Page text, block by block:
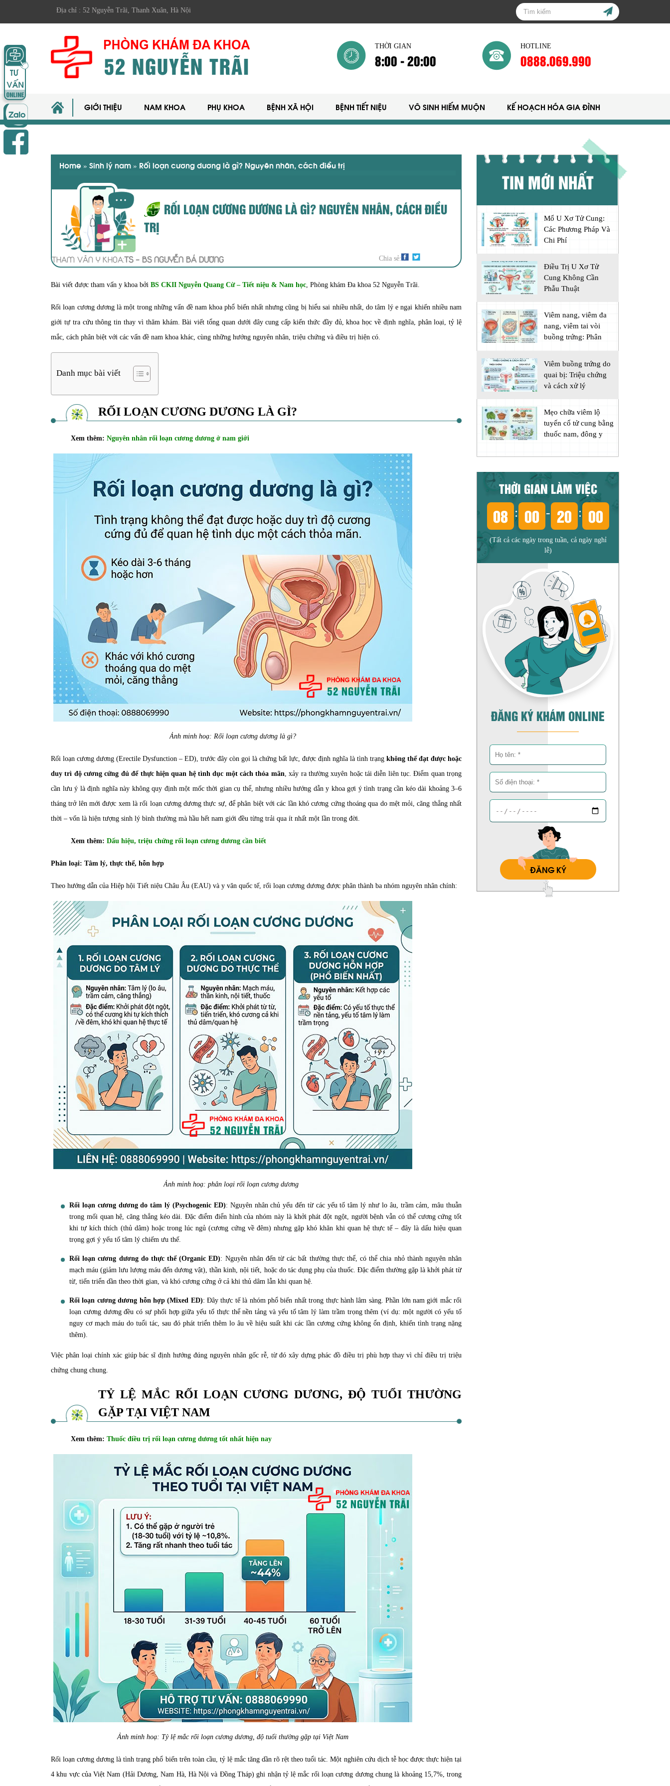
Địa chỉ : 52 Nguyễn Trãi, Thanh Xuân, Hà Nội
THỜI GIAN
8:00 - 20:00
HOTLINE
0888.069.990
GIỚI THIỆU NAM KHOA PHỤ KHOA BỆNH XÃ HỘI BỆNH TIẾT NIỆU VÔ SINH HIẾM MUỘN KẾ HOẠCH HÓA GIA ĐÌNH
Home » Sinh lý nam» Rối loạn cương dương là gì? Nguyên nhân, cách điều trị
RỐI LOẠN CƯƠNG DƯƠNG LÀ GÌ? NGUYÊN NHÂN, CÁCH ĐIỀU
TRỊ
THAM VẤN Y KHOA:TS - BS NGUYỄN BÁ DƯƠNG Chia sẻ:
Bài viết được tham vấn y khoa bởi BS CKII Nguyễn Quang Cừ – Tiết niệu & Nam học, Phòng khám Đa khoa 52 Nguyễn Trãi.
Rối loạn cương dương là một trong những vấn đề nam khoa phổ biến nhất nhưng cũng bị hiểu sai nhiều nhất, do tâm lý e ngại khiến nhiều nam
giới tự tra cứu thông tin thay vì thăm khám. Bài viết tổng quan dưới đây cung cấp kiến thức đầy đủ, khoa học về định nghĩa, phân loại, tỷ lệ
mắc, cách phân biệt với các vấn đề nam khoa khác, cùng những hướng nguyên nhân, triệu chứng và điều trị hiện có.
Danh mục bài viết
RỐI LOẠN CƯƠNG DƯƠNG LÀ GÌ?
Xem thêm: Nguyên nhân rối loạn cương dương ở nam giới
Ảnh minh hoạ: Rối loạn cương dương là gì?
Rối loạn cương dương (Erectile Dysfunction – ED), trước đây còn gọi là chứng bất lực, được định nghĩa là tình trạngkhông thể đạt được hoặc
duy trì độ cương cứng đủ để thực hiện quan hệ tình dục một cách thỏa mãn, xảy ra thường xuyên hoặc tái diễn liên tục. Điểm quan trọng
cần lưu ý là định nghĩa này không quy định một mốc thời gian cụ thể, nhưng nhiều hướng dẫn y khoa gợi ý tình trạng cần kéo dài khoảng 3–6
tháng trở lên mới được xem là rối loạn cương dương thực sự, để phân biệt với các lần khó cương cứng thoáng qua do mệt mỏi, căng thẳng nhất
thời – vốn là hiện tượng sinh lý bình thường mà hầu hết nam giới đều từng trải qua ít nhất một lần trong đời.
Xem thêm: Dấu hiệu, triệu chứng rối loạn cương dương cần biết
Phân loại: Tâm lý, thực thể, hỗn hợp
Theo hướng dẫn của Hiệp hội Tiết niệu Châu Âu (EAU) và y văn quốc tế, rối loạn cương dương được phân thành ba nhóm nguyên nhân chính:
Ảnh minh hoạ: phân loại rối loạn cương dương
Rối loạn cương dương do tâm lý (Psychogenic ED): Nguyên nhân chủ yếu đến từ các yếu tố tâm lý như lo âu, trầm cảm, mâu thuẫn
trong mối quan hệ, căng thẳng kéo dài. Đặc điểm điển hình của nhóm này là khởi phát đột ngột, người bệnh vẫn có thể cương cứng tốt
khi tự kích thích (thủ dâm) hoặc trong lúc ngủ (cương cứng về đêm) nhưng gặp khó khăn khi quan hệ thực tế – đây là dấu hiệu quan
trọng gợi ý yếu tố tâm lý chiếm ưu thế.
Rối loạn cương dương do thực thể (Organic ED): Nguyên nhân đến từ các bất thường thực thể, có thể chia nhỏ thành nguyên nhân
mạch máu (giảm lưu lượng máu đến dương vật), thần kinh, nội tiết, hoặc do tác dụng phụ của thuốc. Đặc điểm thường gặp là khởi phát từ
từ, tiến triển dần theo thời gian, và khó cương cứng ở cả khi thủ dâm lẫn khi quan hệ.
Rối loạn cương dương hỗn hợp (Mixed ED): Đây thực tế là nhóm phổ biến nhất trong thực hành lâm sàng. Phần lớn nam giới mắc rối
loạn cương dương đều có sự phối hợp giữa yếu tố thực thể nền tảng và yếu tố tâm lý làm trầm trọng thêm (ví dụ: một người có yếu tố
nguy cơ mạch máu do tuổi tác, sau đó phát triển thêm lo âu về hiệu suất khi các lần cương cứng không ổn định, khiến tình trạng nặng
thêm).
Việc phân loại chính xác giúp bác sĩ định hướng đúng nguyên nhân gốc rễ, từ đó xây dựng phác đồ điều trị phù hợp thay vì chỉ điều trị triệu
chứng chung chung.
TỶ LỆ MẮC RỐI LOẠN CƯƠNG DƯƠNG, ĐỘ TUỔI THƯỜNG
GẶP TẠI VIỆT NAM
Xem thêm: Thuốc điều trị rối loạn cương dương tốt nhất hiện nay
Ảnh minh hoạ: Tỷ lệ mắc rối loạn cương dương, độ tuổi thường gặp tại Việt Nam
Rối loạn cương dương là tình trạng phổ biến trên toàn cầu, tỷ lệ mắc tăng dần rõ rệt theo tuổi tác. Một nghiên cứu dịch tễ học được thực hiện tại
4 khu vực của Việt Nam (Hải Dương, Nam Hà, Hà Nội và Đồng Tháp) ghi nhận tỷ lệ mắc rối loạn cương dương chung là khoảng 15,7%, trong
TIN MỚI NHẤT
Mổ U Xơ Tử Cung:
Các Phương Pháp Và
Chi Phí
Điều Trị U Xơ Tử
Cung Không Cần
Phẫu Thuật
Viêm nang, viêm đa
nang, viêm tai vòi
buồng trứng: Phân
Viêm buồng trứng do
quai bị: Triệu chứng
và cách xử lý
Mẹo chữa viêm lộ
tuyến cổ tử cung bằng
thuốc nam, đông y
THỜI GIAN LÀM VIỆC
08 : 00 - 20 : 00
(Tất cả các ngày trong tuần, cả ngày nghỉ
lễ)
ĐĂNG KÝ KHÁM ONLINE
ĐĂNG KÝ